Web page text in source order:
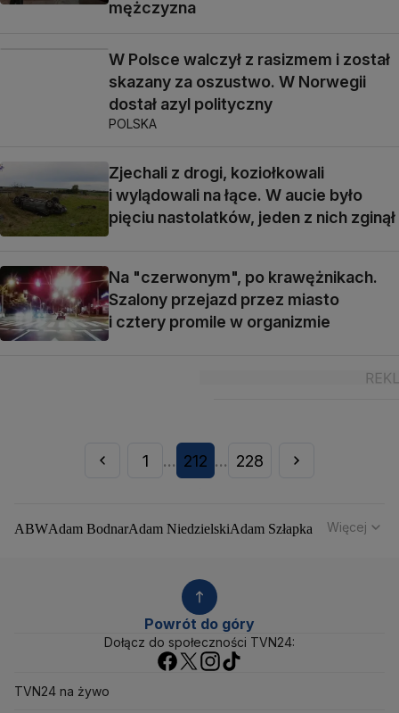
mężczyzna
W Polsce walczył z rasizmem i został
skazany za oszustwo. W Norwegii
dostał azyl polityczny
POLSKA
Zjechali z drogi, koziołkowali
i wylądowali na łące. W aucie było
pięciu nastolatków, jeden z nich zginął
Na "czerwonym", po krawężnikach.
Szalony przejazd przez miasto
i cztery promile w organizmie
1 ... 212 ... 228
ABWAdam BodnarAdam NiedzielskiAdam Szłapka
Aleksander Kwaśniewski
Alert RCB
Ambasada USA w Polsce
Andrzej Duda Białoruś
Biuro Bezpieczeństwa Narodowego
BrukselaCBŚPCBA
Więcej
Powrót do góry
Dołącz do społeczności TVN24:
TVN24 na żywo